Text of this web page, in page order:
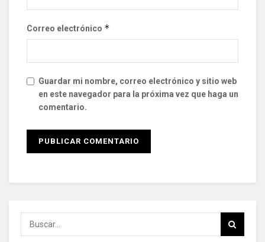
Correo electrónico *
Guardar mi nombre, correo electrónico y sitio web
en este navegador para la próxima vez que haga un
comentario.